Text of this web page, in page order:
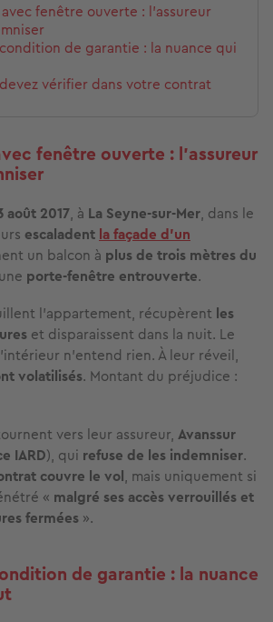
fenêtre ouverte : l'assureur
de garantie : la nuance qui
vérifier dans votre contrat
fenêtre ouverte : l'assureur
août 2017, à La Seyne-sur-Mer, dans le
escaladent la façade d’un
un balcon à plus de trois mètres du
porte-fenêtre entrouverte.
l'appartement, récupèrent les
et disparaissent dans la nuit. Le
n'entend rien. À leur réveil,
volatilisés. Montant du préjudice :
vers leur assureur, Avanssur
IARD), qui refuse de les indemniser.
couvre le vol, mais uniquement si
« malgré ses accès verrouillés et
fermées ».
de garantie : la nuance